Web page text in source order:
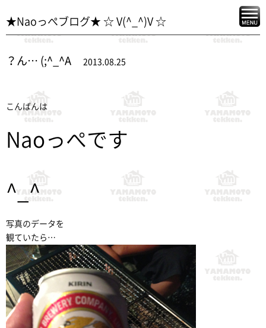
★Naoっぺブログ★ ☆ V(^_^)V ☆
？ん… (;^_^A 2013.08.25
こんばんは
Naoっぺです
^_^
写真のデータを
観ていたら…